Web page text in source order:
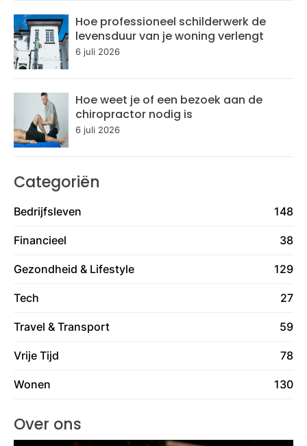
Hoe professioneel schilderwerk de
levensduur van je woning verlengt
6 juli 2026
Hoe weet je of een bezoek aan de
chiropractor nodig is
6 juli 2026
Categoriën
Bedrijfsleven 148
Financieel 38
Gezondheid & Lifestyle 129
Tech 27
Travel & Transport 59
Vrije Tijd 78
Wonen 130
Over ons